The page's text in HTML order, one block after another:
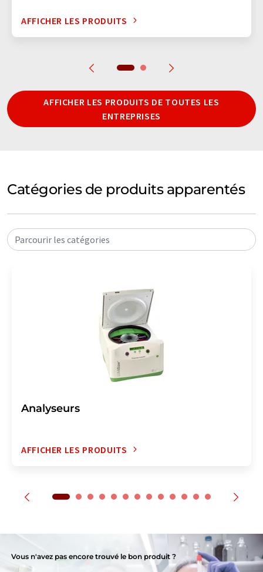
AFFICHER LES PRODUITS
AFFICHER LES PRODUITS DE TOUTES LES
ENTREPRISES
Catégories de produits apparentés
Parcourir les catégories
Analyseurs
AFFICHER LES PRODUITS
Vous n'avez pas encore trouvé le bon produit ?